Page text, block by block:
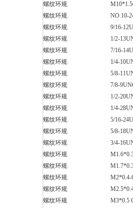
螺纹环规
螺纹环规
NO.10-
螺纹环规
9/16-
螺纹环规
1/2-
螺纹环规
7/16-
螺纹环规
1/4-
螺纹环规
5/8-
螺纹环规
7/8-
螺纹环规
1/2-
螺纹环规
1/4-
螺纹环规
5/16-
螺纹环规
5/8-
螺纹环规
3/4-
螺纹环规
螺纹环规
螺纹环规
M2*0.4-
螺纹环规
螺纹环规
M3*0.5